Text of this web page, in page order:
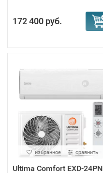
172 400 руб.
избранное сравнить
Ultima Comfort EXD-24PN